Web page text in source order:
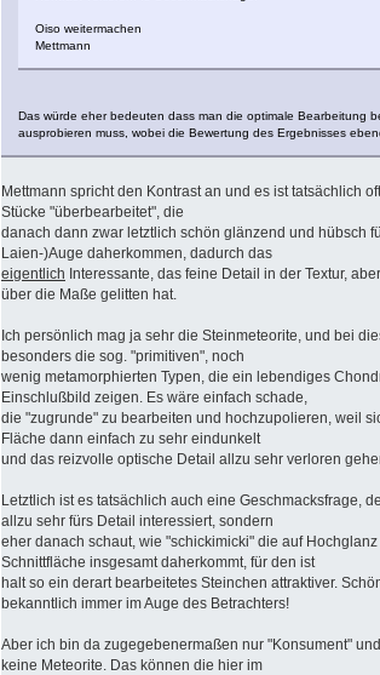
Oiso weitermachen
Mettmann
Das würde eher bedeuten dass man die optimale Bearbeitung
ausprobieren muss, wobei die Bewertung des Ergebnisses
Mettmann spricht den Kontrast an und es ist tatsächlich
Stücke "überbearbeitet", die
danach dann zwar letztlich schön glänzend und hübsch
Laien-)Auge daherkommen, dadurch das
eigentlich Interessante, das feine Detail in der Textur,
über die Maße gelitten hat.
Ich persönlich mag ja sehr die Steinmeteorite, und bei
besonders die sog. "primitiven", noch
wenig metamorphierten Typen, die ein lebendiges
Einschlußbild zeigen. Es wäre einfach schade,
die "zugrunde" zu bearbeiten und hochzupolieren, weil
Fläche dann einfach zu sehr eindunkelt
und das reizvolle optische Detail allzu sehr verloren
Letztlich ist es tatsächlich auch eine Geschmacksfrage,
allzu sehr fürs Detail interessiert, sondern
eher danach schaut, wie "schickimicki" die auf
Schnittfläche insgesamt daherkommt, für den ist
halt so ein derart bearbeitetes Steinchen attraktiver.
bekanntlich immer im Auge des Betrachters!
Aber ich bin da zugegebenermaßen nur "Konsument"
keine Meteorite. Das können die hier im